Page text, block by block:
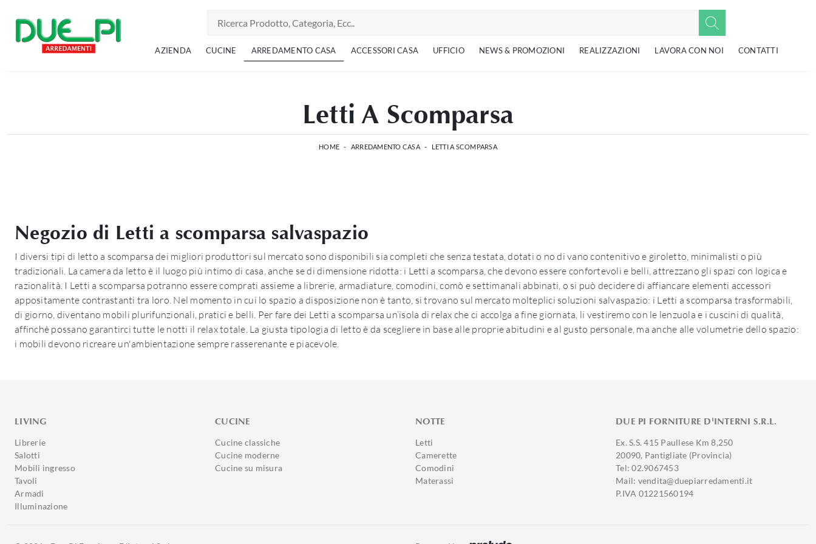
AZIENDA CUCINE ARREDAMENTO CASA ACCESSORI CASA UFFICIO NEWS & PROMOZIONI REALIZZAZIONI LAVORA CON NOI CONTATTI
Letti A Scomparsa
HOME - ARREDAMENTO CASA - LETTI A SCOMPARSA
Negozio di Letti a scomparsa salvaspazio
I diversi tipi di letto a scomparsa dei migliori produttori sul mercato sono disponibili sia completi che senza testata, dotati o no di vano contenitivo e giroletto, minimalisti o più
tradizionali. La camera da letto è il luogo più intimo di casa, anche se di dimensione ridotta: i Letti a scomparsa, che devono essere confortevoli e belli, attrezzano gli spazi con logica e
razionalità. I Letti a scomparsa potranno essere comprati assieme a librerie, armadiature, comodini, comò e settimanali abbinati, o si può decidere di affiancare elementi accessori
appositamente contrastanti tra loro. Nel momento in cui lo spazio a disposizione non è tanto, si trovano sul mercato molteplici soluzioni salvaspazio: i Letti a scomparsa trasformabili,
di giorno, diventano mobili plurifunzionali, pratici e belli. Per fare dei Letti a scomparsa un’isola di relax che ci accolga a fine giornata, li vestiremo con le lenzuola e i cuscini di qualità,
affinchè possano garantirci tutte le notti il relax totale. La giusta tipologia di letto è da scegliere in base alle proprie abitudini e al gusto personale, ma anche alle volumetrie dello spazio:
i mobili devono ricreare un'ambientazione sempre rasserenante e piacevole.
LIVING
Librerie
Salotti
Mobili ingresso
Tavoli
Armadi
Illuminazione
CUCINE
Cucine classiche
Cucine moderne
Cucine su misura
NOTTE
Letti
Camerette
Comodini
Materassi
DUE PI FORNITURE D'INTERNI S.R.L.
Ex. S.S. 415 Paullese Km 8,250
20090, Pantigliate (Provincia)
Tel: 02.9067453
Mail: vendita@duepiarredamenti.it
P.IVA 01221560194